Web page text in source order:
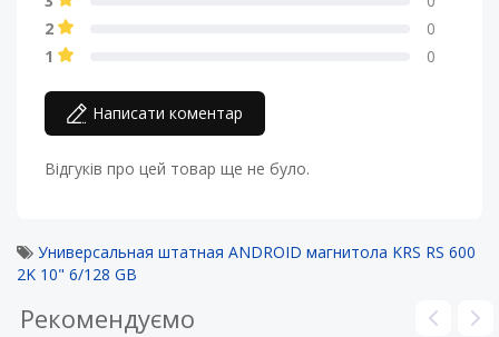
2
0
1
0
Написати коментар
Відгуків про цей товар ще не було.
Универсальная штатная ANDROID магнитола KRS RS 600
2K 10" 6/128 GB
Рекомендуємо